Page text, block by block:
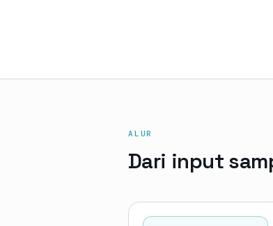
ALUR
Dari input